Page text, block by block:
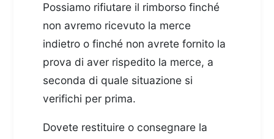
Possiamo rifiutare il rimborso finché
non avremo ricevuto la merce
indietro o finché non avrete fornito la
prova di aver rispedito la merce, a
seconda di quale situazione si
verifichi per prima.
Dovete restituire o consegnare la